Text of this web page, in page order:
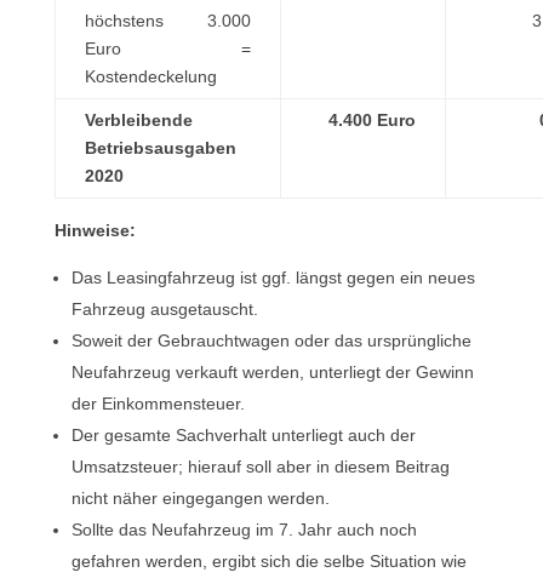
höchstens 3.000
Euro =
Kostendeckelung
Verbleibende
Betriebsausgaben
2020
4.400 Euro
Hinweise:
Das Leasingfahrzeug ist ggf. längst gegen ein neues
Fahrzeug ausgetauscht.
Soweit der Gebrauchtwagen oder das ursprüngliche
Neufahrzeug verkauft werden, unterliegt der Gewinn
der Einkommensteuer.
Der gesamte Sachverhalt unterliegt auch der
Umsatzsteuer; hierauf soll aber in diesem Beitrag
nicht näher eingegangen werden.
Sollte das Neufahrzeug im 7. Jahr auch noch
gefahren werden, ergibt sich die selbe Situation wie